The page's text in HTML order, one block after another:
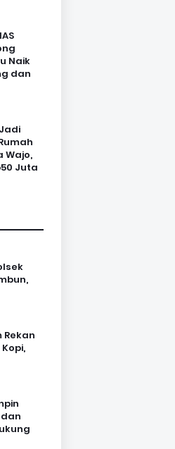
Naik
dan
Wajo,
Juta
Rekan